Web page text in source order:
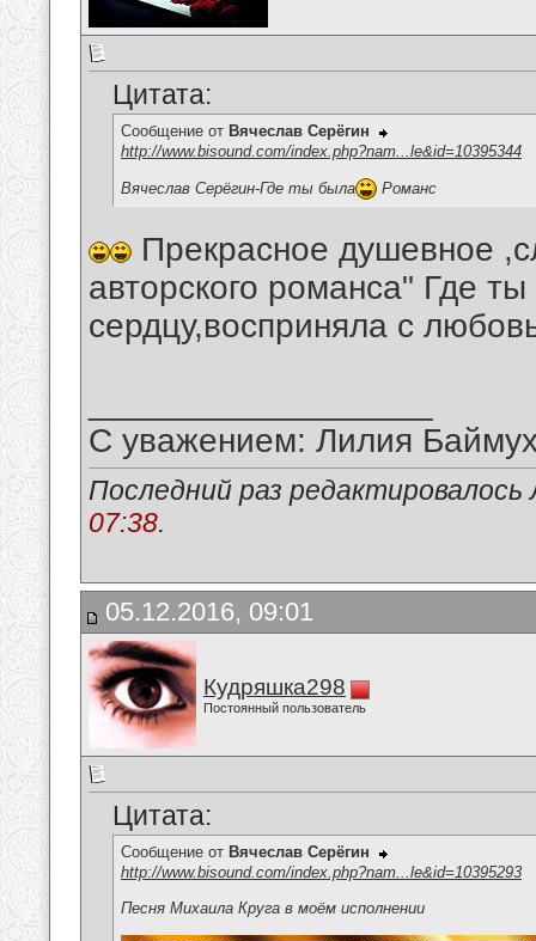
Цитата:
Сообщение от Вячеслав Серёгин
http://www.bisound.com/index.php?nam...le&id=10395344
Вячеслав Серёгин-Где ты была Романс
Прекрасное душевное
авторского романса" Где
сердцу,восприняла с
С уважением: Лилия
Последний раз
07:38.
05.12.2016, 09:01
Кудряшка298
Постоянный пользователь
Цитата:
Сообщение от Вячеслав Серёгин
http://www.bisound.com/index.php?nam...le&id=10395293
Песня Михаила Круга в моём исполнении